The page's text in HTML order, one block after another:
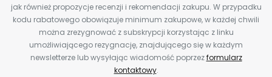
jak również propozycje recenzji i rekomendacji zakupu. W przypadku
kodu rabatowego obowiązuje minimum zakupowe, w każdej chwili
można zrezygnować z subskrypcji korzystając z linku
umożliwiającego rezygnację, znajdującego się w każdym
newsletterze lub wysyłając wiadomość poprzezformularz
kontaktowy.